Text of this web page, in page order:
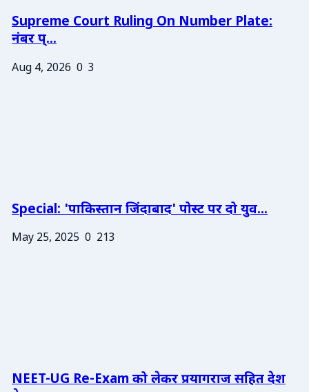
Supreme Court Ruling On Number Plate:
नंबर प्...
Aug 4, 2026 0 3
Special: 'पाकिस्तान जिंदाबाद' पोस्ट पर दो युव...
May 25, 2025 0 213
NEET-UG Re-Exam को लेकर प्रयागराज सहित देश